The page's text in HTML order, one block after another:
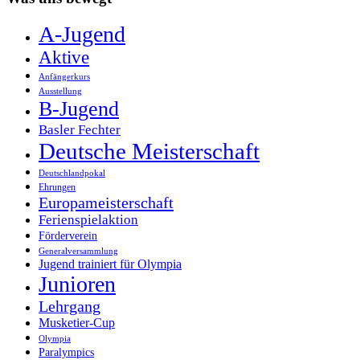
A-Jugend
Aktive
Anfängerkurs
Ausstellung
B-Jugend
Basler Fechter
Deutsche Meisterschaft
Deutschlandpokal
Ehrungen
Europameisterschaft
Ferienspielaktion
Förderverein
Generalversammlung
Jugend trainiert für Olympia
Junioren
Lehrgang
Musketier-Cup
Olympia
Paralympics